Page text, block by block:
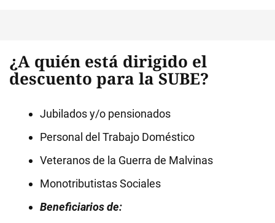
¿A quién está dirigido el
descuento para la SUBE?
Jubilados y/o pensionados
Personal del Trabajo Doméstico
Veteranos de la Guerra de Malvinas
Monotributistas Sociales
Beneficiarios de: